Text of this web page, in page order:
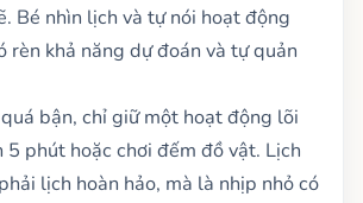
Bé nhìn lịch và tự nói hoạt động
rèn khả năng dự đoán và tự quản
bận, chỉ giữ một hoạt động lõi
5 phút hoặc chơi đếm đồ vật. Lịch
lịch hoàn hảo, mà là nhịp nhỏ có